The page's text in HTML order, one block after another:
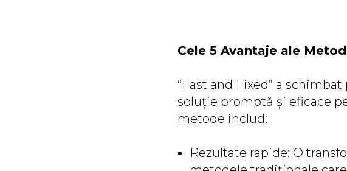
Cele 5 Avantaje ale
“Fast and Fixed” a
soluție promptă și eficace
metode includ:
Rezultate rapide: O